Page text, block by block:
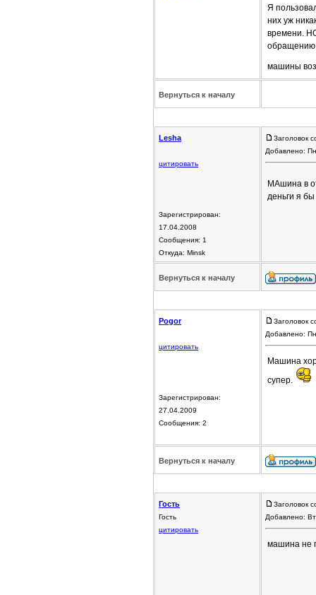
Я
них уж
времени.
обращению
машины
Вернуться к началу
Lesha
цитировать
Зарегистрирован:
17.04.2008
Сообщения: 1
Откуда: Minsk
Заголовок
Добавлено:
МАшина в
деньги я
Вернуться к началу
Pogor
цитировать
Зарегистрирован:
27.04.2009
Сообщения: 2
Заголовок
Добавлено:
Машина
супер.
Вернуться к началу
Гость
Гость
цитировать
Заголовок
Добавлено:
машина не